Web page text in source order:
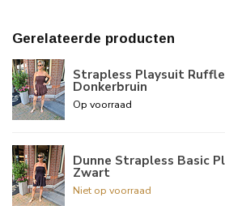
Gerelateerde producten
Strapless Playsuit Ruffle
Donkerbruin
Op voorraad
Dunne Strapless Basic
Zwart
Niet op voorraad